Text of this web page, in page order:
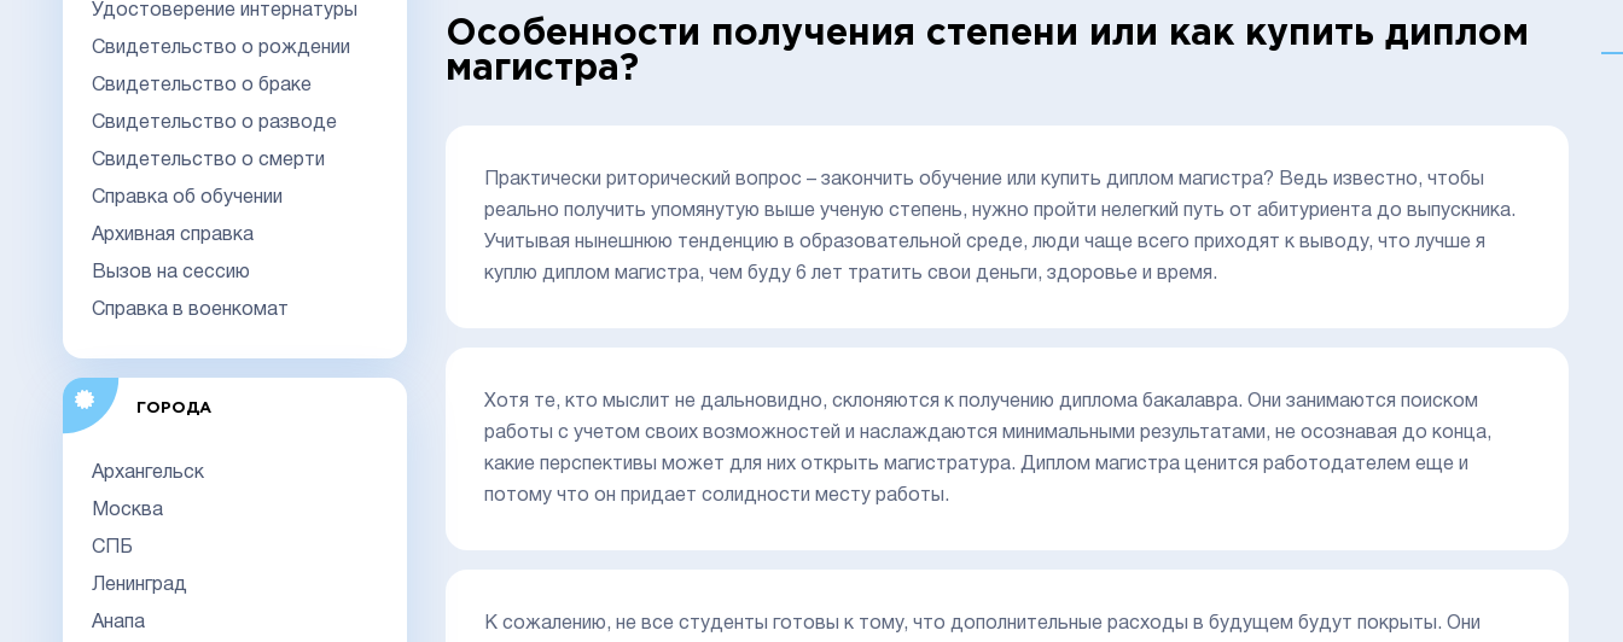
Удостоверение интернатуры
Свидетельство о рождении
Свидетельство о браке
Свидетельство о разводе
Свидетельство о смерти
Справка об обучении
Архивная справка
Вызов на сессию
Справка в военкомат
ГОРОДА
Архангельск
Москва
СПБ
Ленинград
Анапа
Особенности получения степени или как купить диплом
магистра?
Практически риторический вопрос – закончить обучение или купить диплом магистра? Ведь известно, чтобы
реально получить упомянутую выше ученую степень, нужно пройти нелегкий путь от абитуриента до выпускника.
Учитывая нынешнюю тенденцию в образовательной среде, люди чаще всего приходят к выводу, что лучше я
куплю диплом магистра, чем буду 6 лет тратить свои деньги, здоровье и время.
Хотя те, кто мыслит не дальновидно, склоняются к получению диплома бакалавра. Они занимаются поиском
работы с учетом своих возможностей и наслаждаются минимальными результатами, не осознавая до конца,
какие перспективы может для них открыть магистратура. Диплом магистра ценится работодателем еще и
потому что он придает солидности месту работы.
К сожалению, не все студенты готовы к тому, что дополнительные расходы в будущем будут покрыты. Они